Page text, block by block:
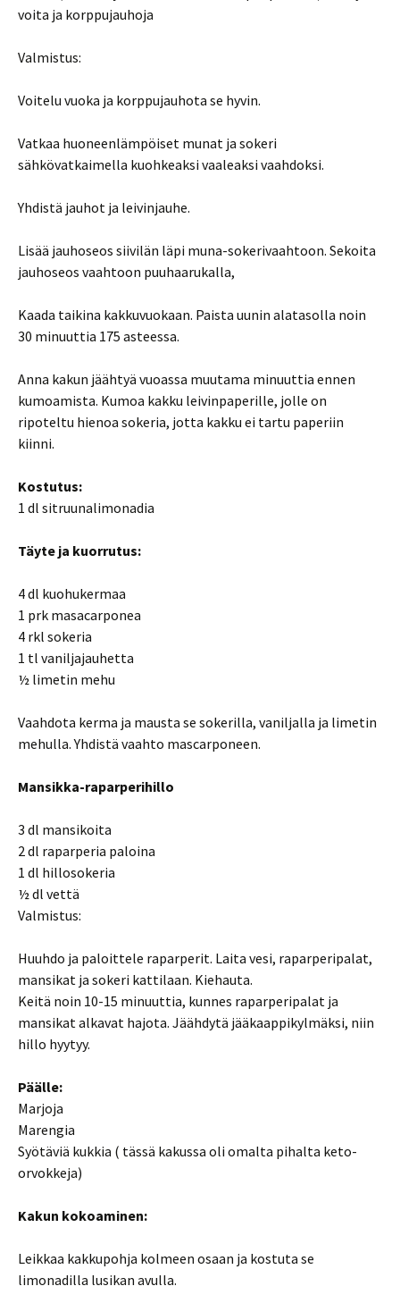
voita ja korppujauhoja
Valmistus:
Voitelu vuoka ja korppujauhota se hyvin.
Vatkaa huoneenlämpöiset munat ja sokeri
sähkövatkaimella kuohkeaksi vaaleaksi vaahdoksi.
Yhdistä jauhot ja leivinjauhe.
Lisää jauhoseos siivilän läpi muna-sokerivaahtoon. Sekoita
jauhoseos vaahtoon puuhaarukalla,
Kaada taikina kakkuvuokaan. Paista uunin alatasolla noin
30 minuuttia 175 asteessa.
Anna kakun jäähtyä vuoassa muutama minuuttia ennen
kumoamista. Kumoa kakku leivinpaperille, jolle on
ripoteltu hienoa sokeria, jotta kakku ei tartu paperiin
kiinni.
Kostutus:
1 dl sitruunalimonadia
Täyte ja kuorrutus:
4 dl kuohukermaa
1 prk masacarponea
4 rkl sokeria
1 tl vaniljajauhetta
½ limetin mehu
Vaahdota kerma ja mausta se sokerilla, vaniljalla ja limetin
mehulla. Yhdistä vaahto mascarponeen.
Mansikka-raparperihillo
3 dl mansikoita
2 dl raparperia paloina
1 dl hillosokeria
½ dl vettä
Valmistus:
Huuhdo ja paloittele raparperit. Laita vesi, raparperipalat,
mansikat ja sokeri kattilaan. Kiehauta.
Keitä noin 10-15 minuuttia, kunnes raparperipalat ja
mansikat alkavat hajota. Jäähdytä jääkaappikylmäksi, niin
hillo hyytyy.
Päälle:
Marjoja
Marengia
Syötäviä kukkia ( tässä kakussa oli omalta pihalta keto-
orvokkeja)
Kakun kokoaminen:
Leikkaa kakkupohja kolmeen osaan ja kostuta se
limonadilla lusikan avulla.